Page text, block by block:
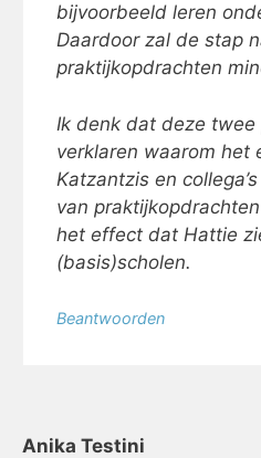
bijvoorbeeld leren
Daardoor zal de stap
praktijkopdrachten
Ik denk dat deze twee
verklaren waarom het
Katzantzis en
van
het effect dat Hattie
(basis)scholen.
Beantwoorden
Anika Testini